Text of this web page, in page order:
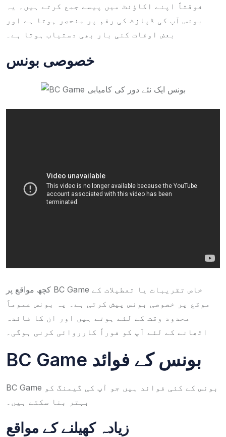
فوقتاً اپنے اکاؤنٹ میں پیسے جمع کرتے ہیں۔ یہ
بونس آپ کی ڈپازٹ کی رقم پر منحصر ہوتا ہے اور
بعض اوقات کئی بار بھی دستیاب ہوتا ہے۔
خصوصی بونس
کچھ مواقع پر BC Game خاص تقریبات یا تعطیلات کے
موقع پر خصوصی بونس پیش کرتی ہے۔ یہ بونس عموماً
محدود وقت کے لئے ہوتے ہیں اور ان کا فائدہ
اٹھانے کے لئے آپ کو فوراً کارروائی کرنی ہوگی۔
BC Game بونس کے فوائد
BC Game بونس کے کئی فوائد ہیں جو آپ کی گیمنگ کو
بہتر بنا سکتے ہیں۔
زیادہ کھیلنے کے مواقع